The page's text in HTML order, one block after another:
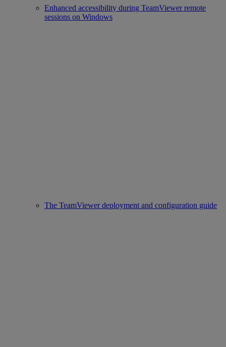
Enhanced accessibility during TeamViewer remote
sessions on Windows
The TeamViewer deployment and configuration guide